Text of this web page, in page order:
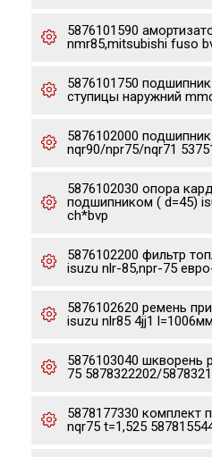
5876101590
nmr85,mitsubishi fuso
5876101750
ступицы наружний
5876102000
nqr90/npr75/nqr71
5876102030 опора
подшипником ( d=45)
ch*bvp
5876102200 фильтр
isuzu nlr-85,npr-75
5876102620 ремень
isuzu nlr85 4jj1 l=1006мм
5876103040 шкворень
75 5878322202/
5878177330 комплект
nqr75 t=1,525